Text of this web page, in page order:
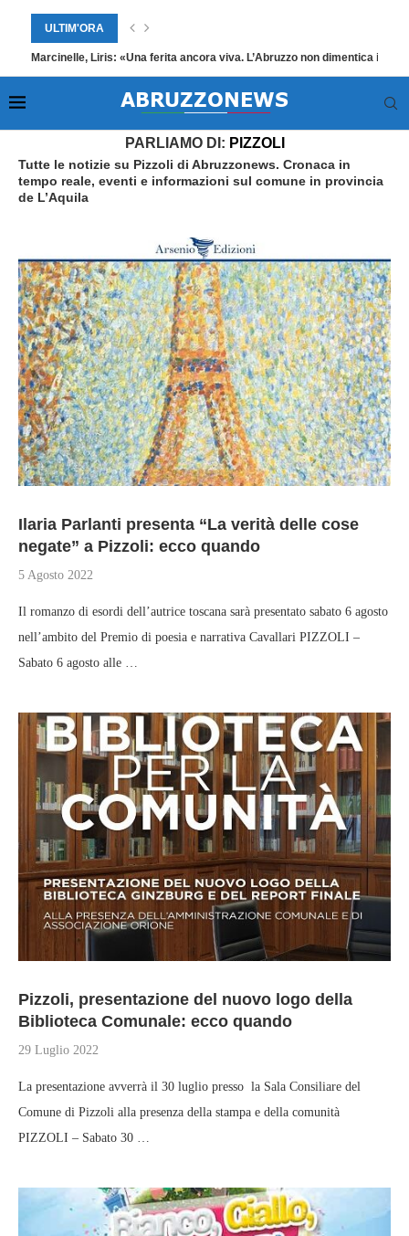
ULTIM'ORA
Marcinelle, Liris: «Una ferita ancora viva. L’Abruzzo non dimentica i suoi
Home Pagina 2
PARLIAMO DI: PIZZOLI
Tutte le notizie su Pizzoli di Abruzzonews. Cronaca in
tempo reale, eventi e informazioni sul comune in provincia
de L’Aquila
Ilaria Parlanti presenta “La verità delle cose
negate” a Pizzoli: ecco quando
5 Agosto 2022
Il romanzo di esordi dell’autrice toscana sarà presentato sabato 6 agosto
nell’ambito del Premio di poesia e narrativa Cavallari PIZZOLI –
Sabato 6 agosto alle …
Pizzoli, presentazione del nuovo logo della
Biblioteca Comunale: ecco quando
29 Luglio 2022
La presentazione avverrà il 30 luglio presso la Sala Consiliare del
Comune di Pizzoli alla presenza della stampa e della comunità
PIZZOLI – Sabato 30 …